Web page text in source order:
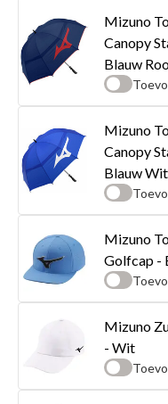
Mizuno
Canopy
Blauw
Mizuno
Canopy
Blauw Wit
Mizuno
Golfcap -
Mizuno
- Wit